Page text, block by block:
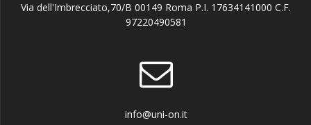
Via dell'Imbrecciato,70/B 00149 Roma P.I. 17634141000 C.F.
97220490581
info@uni-on.it